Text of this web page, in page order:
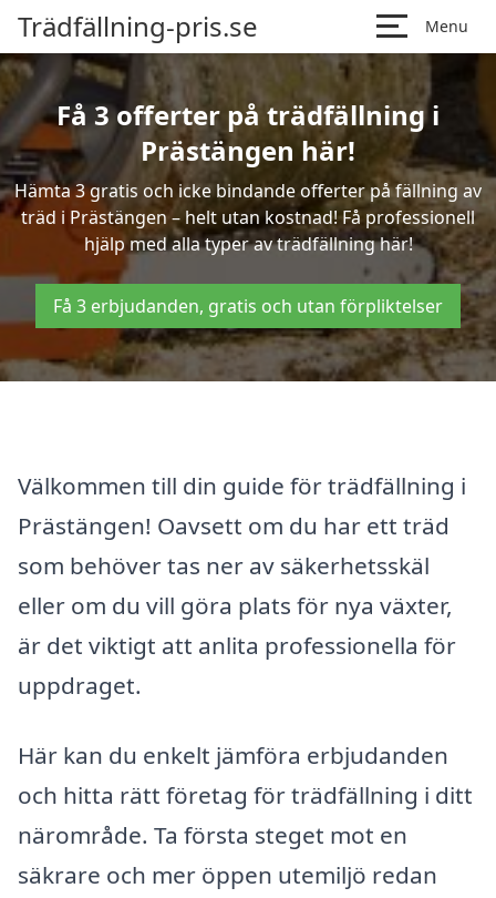
Trädfällning-pris.se Menu
Få 3 offerter på trädfällning i
Prästängen här!
Hämta 3 gratis och icke bindande offerter på fällning av
träd i Prästängen – helt utan kostnad! Få professionell
hjälp med alla typer av trädfällning här!
Få 3 erbjudanden, gratis och utan förpliktelser
Välkommen till din guide för trädfällning i
Prästängen! Oavsett om du har ett träd
som behöver tas ner av säkerhetsskäl
eller om du vill göra plats för nya växter,
är det viktigt att anlita professionella för
uppdraget.
Här kan du enkelt jämföra erbjudanden
och hitta rätt företag för trädfällning i ditt
närområde. Ta första steget mot en
säkrare och mer öppen utemiljö redan